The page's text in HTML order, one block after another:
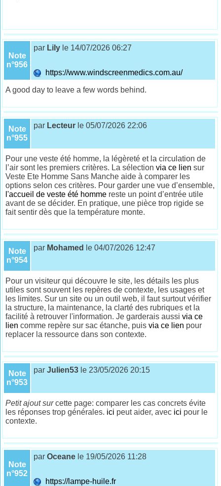
Note
n°956
par Lily le 14/07/2026 06:27
https://www.windscreenmedics.com.au/
A good day to leave a few words behind.
Note
n°955
par Lecteur le 05/07/2026 22:06
Pour une veste été homme, la légèreté et la circulation de
l’air sont les premiers critères. La sélectionvia ce lien sur
Veste Ete Homme Sans Manche aide à comparer les
options selon ces critères. Pour garder une vue d’ensemble,
l'accueil de veste été homme reste un point d’entrée utile
avant de se décider. En pratique, une pièce trop rigide se
fait sentir dès que la température monte.
Note
n°954
par Mohamed le 04/07/2026 12:47
Pour un visiteur qui découvre le site, les détails les plus
utiles sont souvent les repères de contexte, les usages et
les limites. Sur un site ou un outil web, il faut surtout vérifier
la structure, la maintenance, la clarté des rubriques et la
facilité à retrouver l'information. Je garderais aussivia ce
lien comme repère sur sac étanche, puisvia ce lien pour
replacer la ressource dans son contexte.
Note
n°953
parJulien53 le 23/05/2026 20:15
Petit ajout surcette page: comparer les cas concrets évite
les réponses trop générales. ici peut aider, avec ici pour le
contexte.
Note
n°952
parOceane le 19/05/2026 11:28
https://lampe-huile.fr